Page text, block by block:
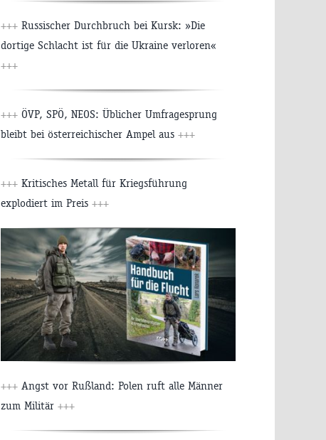
+++ Russischer Durchbruch bei Kursk: »Die
dortige Schlacht ist für die Ukraine verloren«
+++
+++ ÖVP, SPÖ, NEOS: Üblicher Umfragesprung
bleibt bei österreichischer Ampel aus +++
+++ Kritisches Metall für Kriegsführung
explodiert im Preis +++
+++ Angst vor Rußland: Polen ruft alle Männer
zum Militär +++